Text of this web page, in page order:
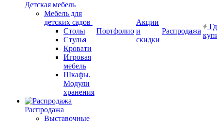
Детская мебель
Мебель для
детских садов
Столы
Стулья
Кровати
Игровая
мебель
Шкафы.
Модули
хранения
Распродажа
Выставочные
Портфолио
Акции
и
скидки
Распродажа